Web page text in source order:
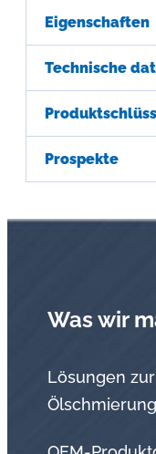
Eigenschaften
Technische
Prospekte
Was wir
Lösungen
Ölschmierung